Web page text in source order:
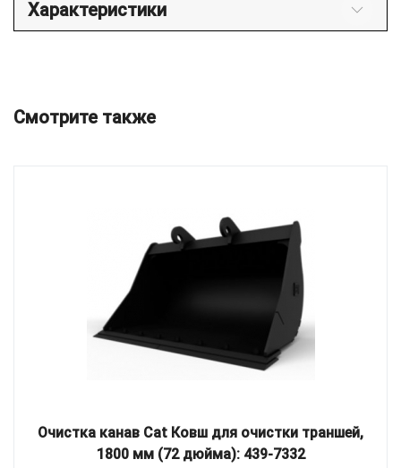
Характеристики
Смотрите также
Очистка канав Cat Ковш для очистки траншей,
1800 мм (72 дюйма): 439-7332